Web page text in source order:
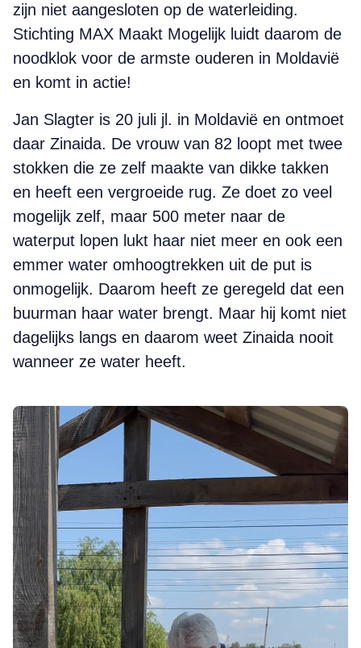
zijn niet aangesloten op de waterleiding.
Stichting MAX Maakt Mogelijk luidt daarom de
noodklok voor de armste ouderen in Moldavië
en komt in actie!
Jan Slagter is 20 juli jl. in Moldavië en ontmoet
daar Zinaida. De vrouw van 82 loopt met twee
stokken die ze zelf maakte van dikke takken
en heeft een vergroeide rug. Ze doet zo veel
mogelijk zelf, maar 500 meter naar de
waterput lopen lukt haar niet meer en ook een
emmer water omhoogtrekken uit de put is
onmogelijk. Daarom heeft ze geregeld dat een
buurman haar water brengt. Maar hij komt niet
dagelijks langs en daarom weet Zinaida nooit
wanneer ze water heeft.